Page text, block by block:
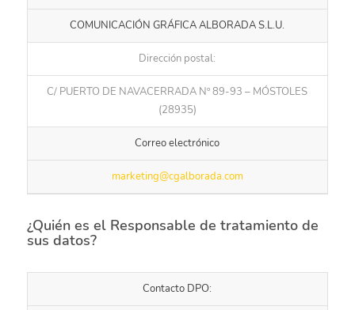
COMUNICACIÓN GRÁFICA ALBORADA S.L.U.
Dirección postal:
C/ PUERTO DE NAVACERRADA Nº 89-93 – MÓSTOLES
(28935)
Correo electrónico
marketing@cgalborada.com
¿Quién es el Responsable de tratamiento de
sus datos?
Contacto DPO: